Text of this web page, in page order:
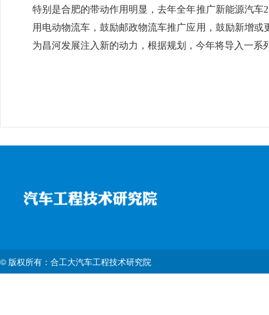
特别是合肥的带动作用明显，去年全年推广新能源汽
用电动物流车，鼓励邮政物流车推广应用，鼓励新增
为昌河发展注入新的动力，根据规划，今年将导入一
© 版权所有：合工大汽车工程技术研究院